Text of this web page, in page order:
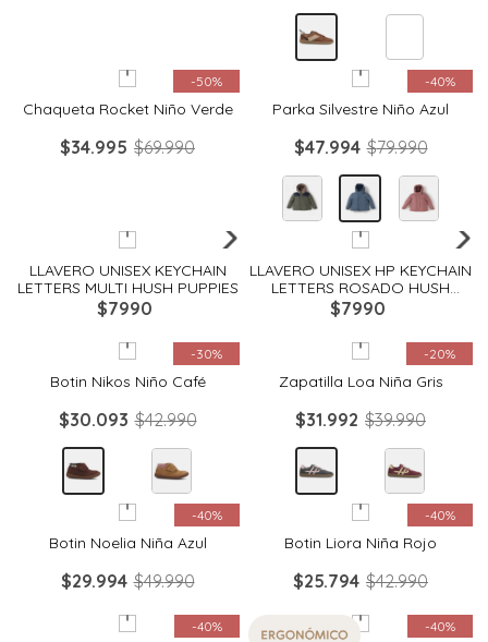
-50%
Quickview
Chaqueta Rocket Niño Verde
$34.995 $69.990
-40%
Quickview
Parka Silvestre Niño Azul
$47.994 $79.990
Quickview
LLAVERO UNISEX KEYCHAIN
LETTERS MULTI HUSH PUPPIES
$7990
Quickview
LLAVERO UNISEX HP KEYCHAIN
LETTERS ROSADO HUSH
PUPPIES
$7990
-30%
Quickview
Botin Nikos Niño Café
$30.093 $42.990
-20%
Quickview
Zapatilla Loa Niña Gris
$31.992 $39.990
-40%
Quickview
Botin Noelia Niña Azul
$29.994 $49.990
-40%
Quickview
Botin Liora Niña Rojo
$25.794 $42.990
-40%
Quickview
-40%
Quickview